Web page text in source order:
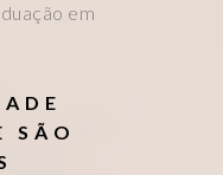
em
SÃO